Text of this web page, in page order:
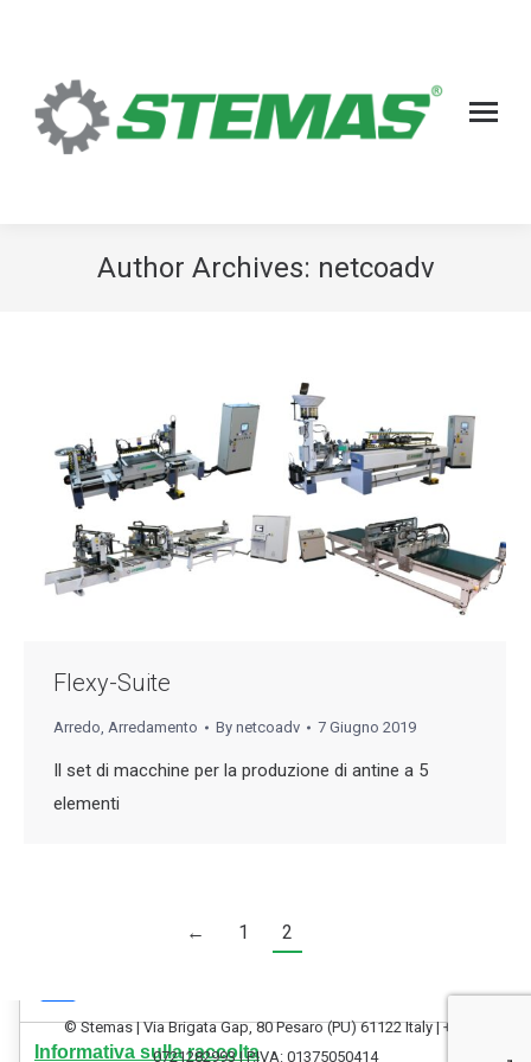
Author Archives: netcoadv
Flexy-Suite
Arredo, Arredamento By netcoadv 7 Giugno 2019
Il set di macchine per la produzione di antine a 5
elementi
← 1 2
© Stemas | Via Brigata Gap, 80 Pesaro (PU) 61122 Italy | +39
0721282993 | P.IVA: 01375050414
Informativa sulla raccolta